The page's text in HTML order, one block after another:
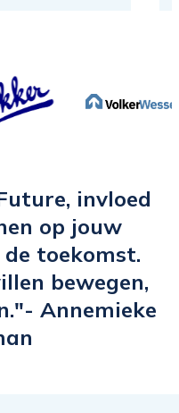
naar
Privacy
afgestemd.
geschud
profiel
activeren in
invloed
op jouw
toekomst.
bewegen,
Annemieke